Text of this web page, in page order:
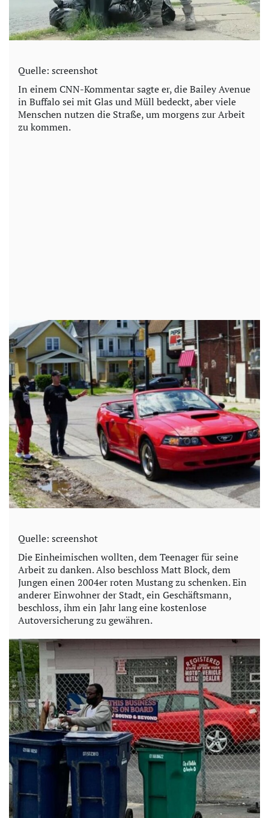
Quelle: screenshot
In einem CNN-Kommentar sagte er, die Bailey Avenue
in Buffalo sei mit Glas und Müll bedeckt, aber viele
Menschen nutzen die Straße, um morgens zur Arbeit
zu kommen.
Quelle: screenshot
Die Einheimischen wollten, dem Teenager für seine
Arbeit zu danken. Also beschloss Matt Block, dem
Jungen einen 2004er roten Mustang zu schenken. Ein
anderer Einwohner der Stadt, ein Geschäftsmann,
beschloss, ihm ein Jahr lang eine kostenlose
Autoversicherung zu gewähren.